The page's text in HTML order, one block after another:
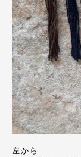
左から